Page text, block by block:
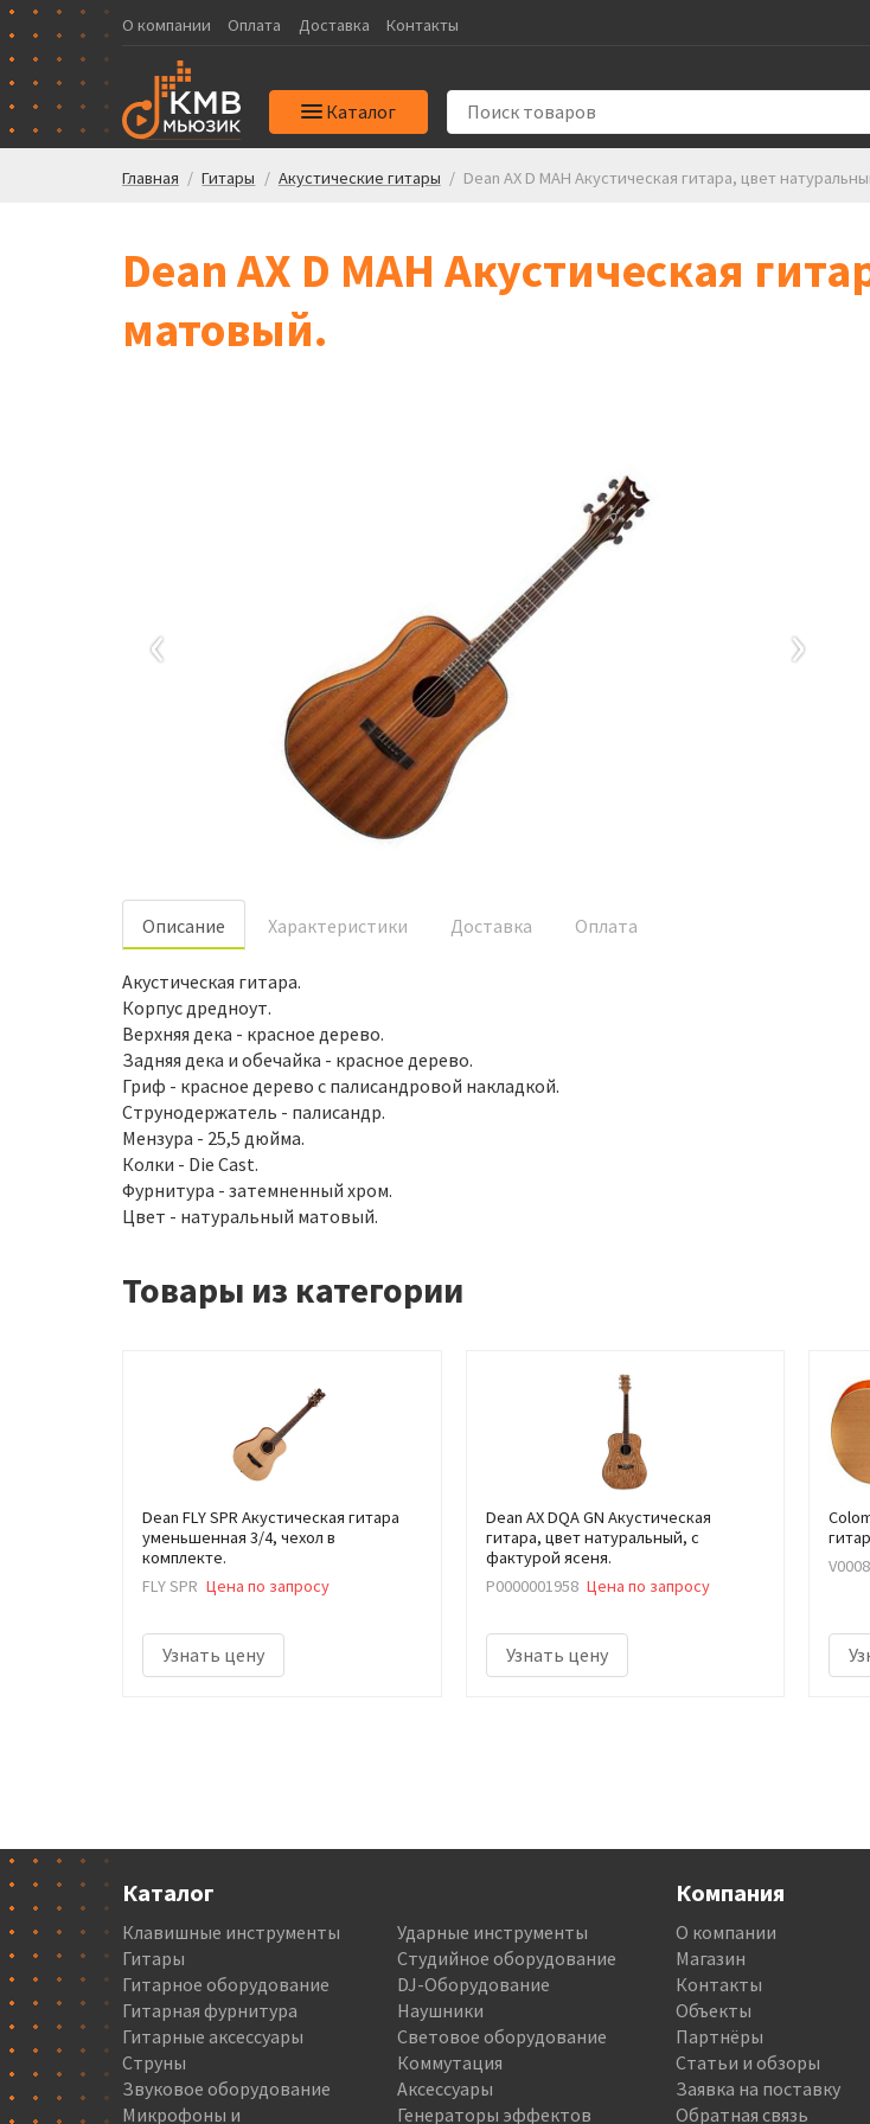
О компании Оплата Доставка Контакты
Каталог
Главная / Гитары / Акустические гитары / Dean AX D MAH Акустическая гитара, цвет
Dean AX D MAH Акустическая
матовый.
‹ ›
Oписание Характеристики Доставка Оплата
Акустическая гитара.
Корпус дредноут.
Верхняя дека - красное дерево.
Задняя дека и обечайка - красное дерево.
Гриф - красное дерево с палисандровой накладкой.
Струнодержатель - палисандр.
Мензура - 25,5 дюйма.
Колки - Die Cast.
Фурнитура - затемненный хром.
Цвет - натуральный матовый.
Товары из категории
Dean FLY SPR Акустическая гитара
уменьшенная 3/4, чехол в
комплекте.
FLY SPR Цена по запросу
Узнать цену
Dean AX DQA GN Акустическая
гитара, цвет натуральный, с
фактурой ясеня.
Р0000001958 Цена по запросу
Узнать цену
Каталог
Клавишные инструменты
Гитары
Гитарное оборудование
Гитарная фурнитура
Гитарные аксессуары
Струны
Звуковое оборудование
Микрофоны и
Ударные инструменты
Студийное оборудование
DJ-Оборудование
Наушники
Световое оборудование
Коммутация
Аксессуары
Генераторы эффектов
Компания
О компании
Магазин
Контакты
Объекты
Партнёры
Статьи и обзоры
Заявка на поставку
Обратная связь